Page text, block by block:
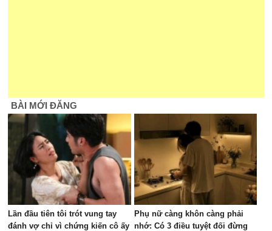
BÀI MỚI ĐĂNG
Lần đầu tiên tôi trót vung tay
đánh vợ chỉ vì chứng kiến cô ấy
Phụ nữ càng khôn càng phải
nhớ: Có 3 điều tuyệt đối đừng